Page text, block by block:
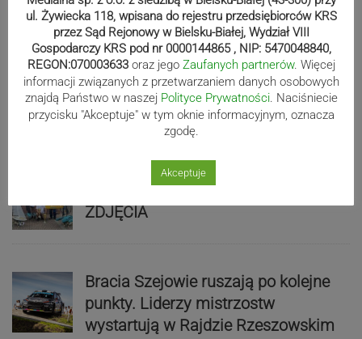
ZDJĘCIA
Biało-zieloni nadal niepokonani.
Rekord – Stal 3:1 | ZDJĘCIA
Mistrzowie świata z MCK Żywiec!
ZDJĘCIA
Bracia Szejowie ruszają po kolejne
punkty. Liderzy mistrzostw
wystartują w Rajdzie Rzeszowskim
ul. Żywiecka 118, wpisana do rejestru przedsiębiorców KRS
przez Sąd Rejonowy w Bielsku-Białej, Wydział VIII
Gospodarczy KRS pod nr 0000144865 , NIP: 5470048840,
REGON:070003633 oraz jego Zaufanych partnerów. Więcej
informacji związanych z przetwarzaniem danych osobowych
znajdą Państwo w naszej Polityce Prywatności. Naciśniecie
przycisku "Akceptuje" w tym oknie informacyjnym, oznacza
zgodę.
Akceptuje